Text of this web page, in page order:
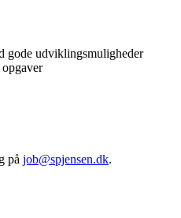
gode udviklingsmuligheder
på job@spjensen.dk.